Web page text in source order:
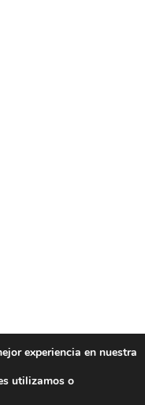
experiencia en nuestra
utilizamos o